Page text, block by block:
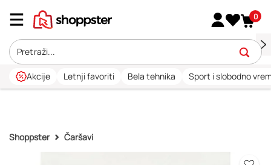
0
Akcije Letnji favoriti Bela tehnika Sport i slobodno
Shoppster Čaršavi